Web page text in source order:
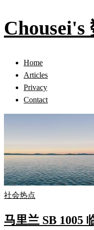
Chousei's
Home
Articles
Privacy
Contact
社会热点
马里兰 SB 1005